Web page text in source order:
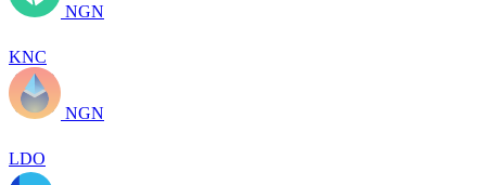
NGN
KNC
NGN
LDO